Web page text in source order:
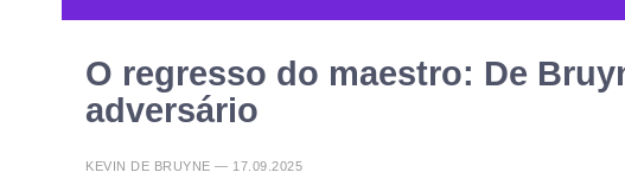
O regresso do maestro: De
adversário
KEVIN DE BRUYNE — 17.09.2025